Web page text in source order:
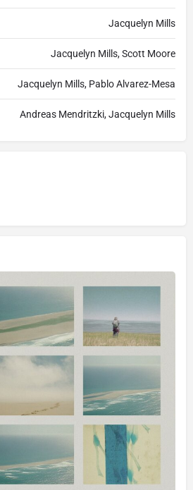
Jacquelyn Mills
Jacquelyn Mills, Scott Moore
Jacquelyn Mills, Pablo Alvarez-Mesa
Andreas Mendritzki, Jacquelyn Mills